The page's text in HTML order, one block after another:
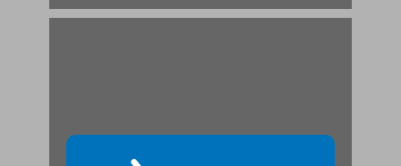
ב. הערים בגליל במאה הראשונה לסה"נ ... 30